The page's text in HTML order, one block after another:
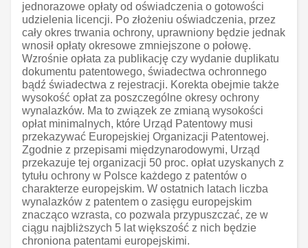
jednorazowe opłaty od oświadczenia o gotowości
udzielenia licencji. Po złożeniu oświadczenia, przez
cały okres trwania ochrony, uprawniony będzie jednak
wnosił opłaty okresowe zmniejszone o połowę.
Wzrośnie opłata za publikację czy wydanie duplikatu
dokumentu patentowego, świadectwa ochronnego
bądź świadectwa z rejestracji. Korekta obejmie także
wysokość opłat za poszczególne okresy ochrony
wynalazków. Ma to związek ze zmianą wysokości
opłat minimalnych, które Urząd Patentowy musi
przekazywać Europejskiej Organizacji Patentowej.
Zgodnie z przepisami międzynarodowymi, Urząd
przekazuje tej organizacji 50 proc. opłat uzyskanych z
tytułu ochrony w Polsce każdego z patentów o
charakterze europejskim. W ostatnich latach liczba
wynalazków z patentem o zasięgu europejskim
znacząco wzrasta, co pozwala przypuszczać, ze w
ciągu najbliższych 5 lat większość z nich będzie
chroniona patentami europejskimi.